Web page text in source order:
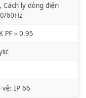
Cách ly dòng điện
60Hz
PF＞0.95
vệ: IP 66